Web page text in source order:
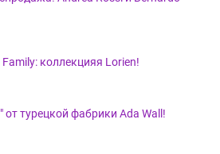
коллекцияя Lorien!
от турецкой фабрики Ada Wall!